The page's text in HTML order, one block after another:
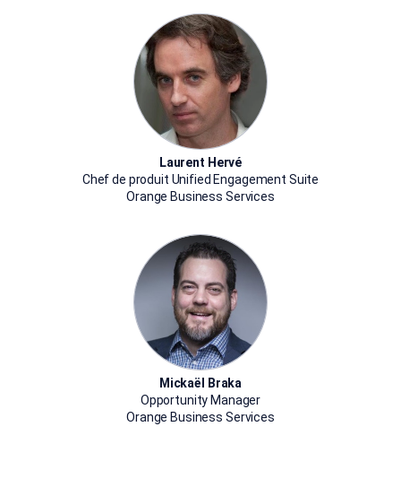
Laurent Hervé
Chef de produit Unified Engagement Suite
Orange Business Services
Mickaël Braka
Opportunity Manager
Orange Business Services